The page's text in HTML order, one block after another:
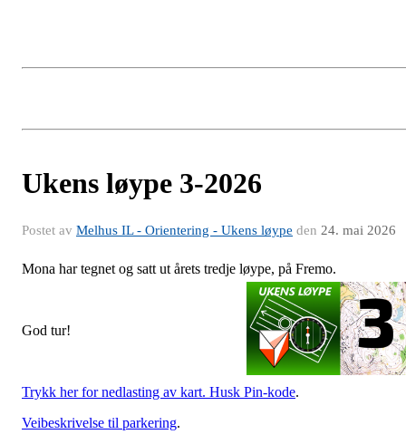
Ukens løype 3-2026
Postet av Melhus IL - Orientering - Ukens løype den 24. mai 2026
Mona har tegnet og satt ut årets tredje løype, på Fremo.
God tur!
Trykk her for nedlasting av kart. Husk Pin-kode.
Veibeskrivelse til parkering.